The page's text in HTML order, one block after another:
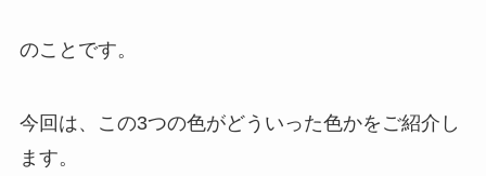
のことです。
今回は、この3つの色がどういった色かをご紹介し
ます。